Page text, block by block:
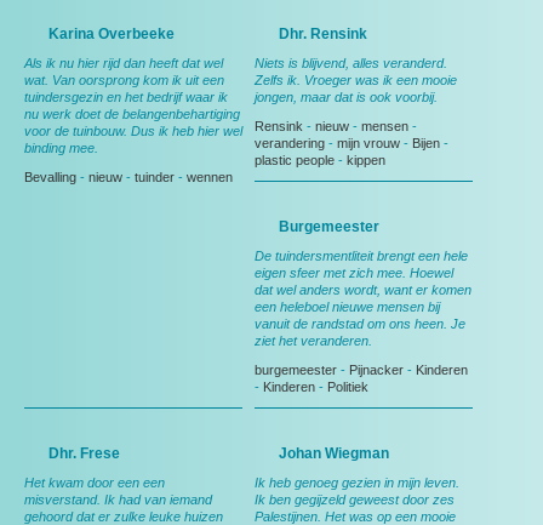
Karina Overbeeke
Als ik nu hier rijd dan heeft dat wel
wat. Van oorsprong kom ik uit een
tuindersgezin en het bedrijf waar ik
nu werk doet de belangenbehartiging
voor de tuinbouw. Dus ik heb hier wel
binding mee.
Bevalling - nieuw - tuinder - wennen
Dhr. Rensink
Niets is blijvend, alles veranderd.
Zelfs ik. Vroeger was ik een mooie
jongen, maar dat is ook voorbij.
Rensink - nieuw - mensen -
verandering - mijn vrouw - Bijen -
plastic people - kippen
Burgemeester
De tuindersmentliteit brengt een hele
eigen sfeer met zich mee. Hoewel
dat wel anders wordt, want er komen
een heleboel nieuwe mensen bij
vanuit de randstad om ons heen. Je
ziet het veranderen.
burgemeester - Pijnacker - Kinderen
- Kinderen - Politiek
Dhr. Frese
Het kwam door een een
misverstand. Ik had van iemand
gehoord dat er zulke leuke huizen
Johan Wiegman
Ik heb genoeg gezien in mijn leven.
Ik ben gegijzeld geweest door zes
Palestijnen. Het was op een mooie